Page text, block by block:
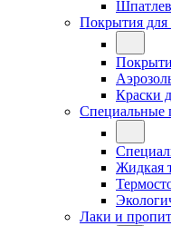
Покрытия для
Краски
Специальные
Жидкая
Лаки и